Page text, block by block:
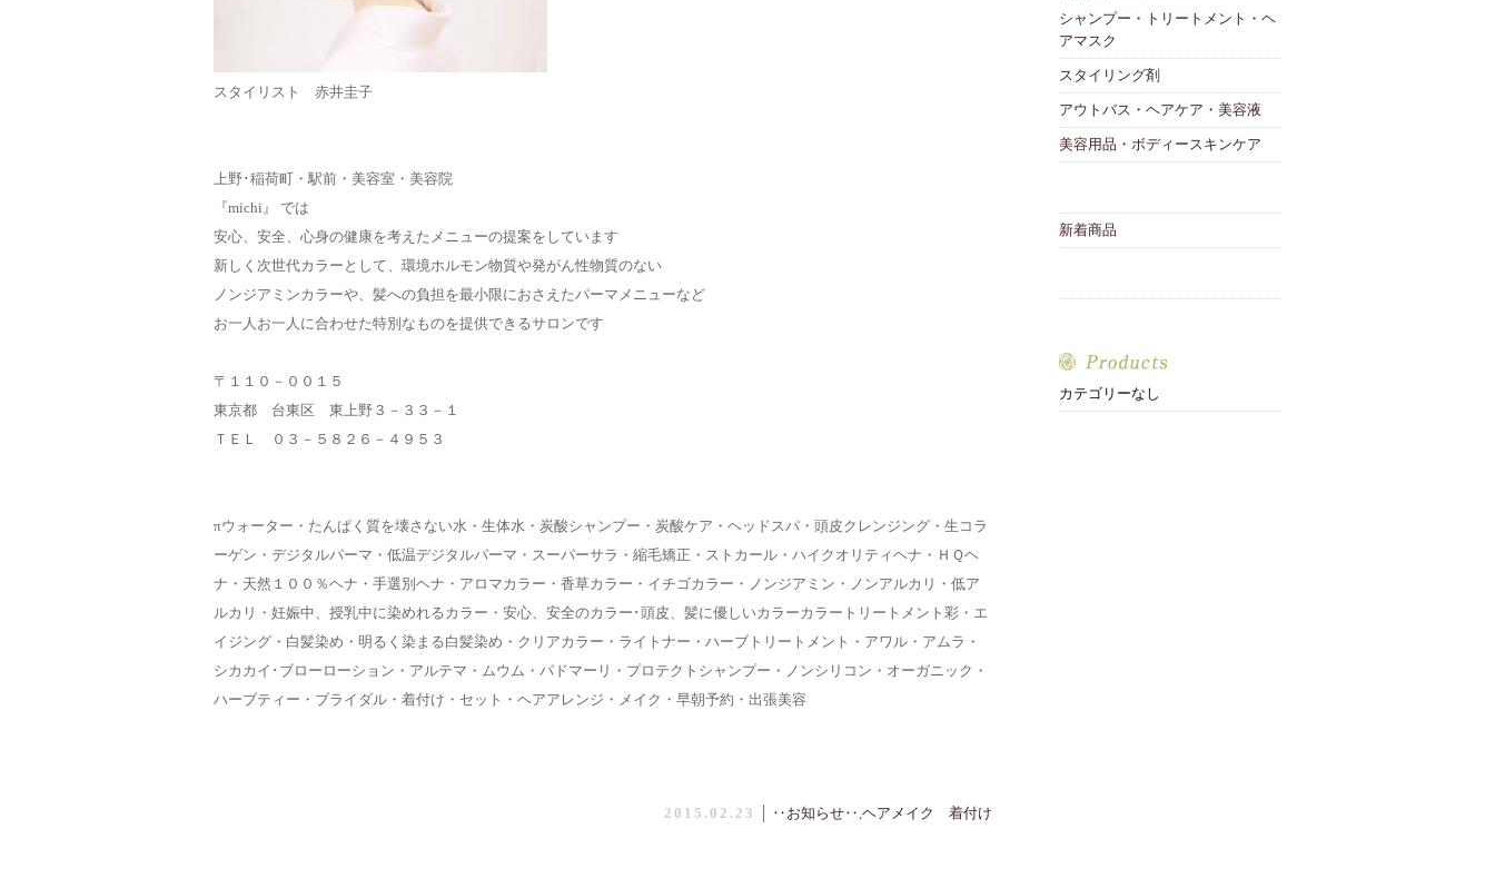
スタイリスト 赤井圭子
上野･稲荷町・駅前・美容室・美容院
『michi』 では
安心、安全、心身の健康を考えたメニューの提案をしています
新しく次世代カラーとして、環境ホルモン物質や発がん性物質のない
ノンジアミンカラーや、髪への負担を最小限におさえたパーマメニューなど
お一人お一人に合わせた特別なものを提供できるサロンです
〒１１０－００１５
東京都 台東区 東上野３－３３－１
ＴＥＬ ０３－５８２６－４９５３
πウォーター・たんぱく質を壊さない水・生体水・炭酸シャンプー・炭酸ケア・ヘッドスパ・頭皮クレンジング・生コラ
ーゲン・デジタルパーマ・低温デジタルパーマ・スーパーサラ・縮毛矯正・ストカール・ハイクオリティヘナ・ＨＱヘ
ナ・天然１００％ヘナ・手選別ヘナ・アロマカラー・香草カラー・イチゴカラー・ノンジアミン・ノンアルカリ・低ア
ルカリ・妊娠中、授乳中に染めれるカラー・安心、安全のカラー･頭皮、髪に優しいカラーカラートリートメント彩・エ
イジング・白髪染め・明るく染まる白髪染め・クリアカラー・ライトナー・ハーブトリートメント・アワル・アムラ・
シカカイ･ブローローション・アルテマ・ムウム・パドマーリ・プロテクトシャンプー・ノンシリコン・オーガニック・
ハーブティー・ブライダル・着付け・セット・ヘアアレンジ・メイク・早朝予約・出張美容
2015.02.23 ‥お知らせ‥ ,ヘアメイク 着付け
シャンプー・トリートメント・ヘ
アマスク
スタイリング剤
アウトバス・ヘアケア・美容液
美容用品・ボディースキンケア
新着商品
カテゴリーなし